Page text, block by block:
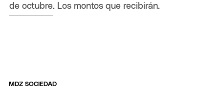
de octubre. Los montos que recibirán.
MDZ SOCIEDAD